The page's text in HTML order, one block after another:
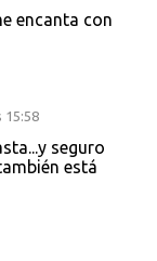
encanta con
15:58
seguro
está